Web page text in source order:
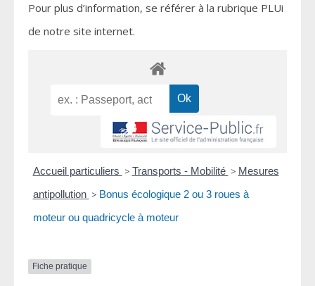
Pour plus d’information, se référer à la rubrique PLUi
de notre site internet.
Accueil particuliers > Transports - Mobilité > Mesures
antipollution > Bonus écologique 2 ou 3 roues à
moteur ou quadricycle à moteur
Fiche pratique